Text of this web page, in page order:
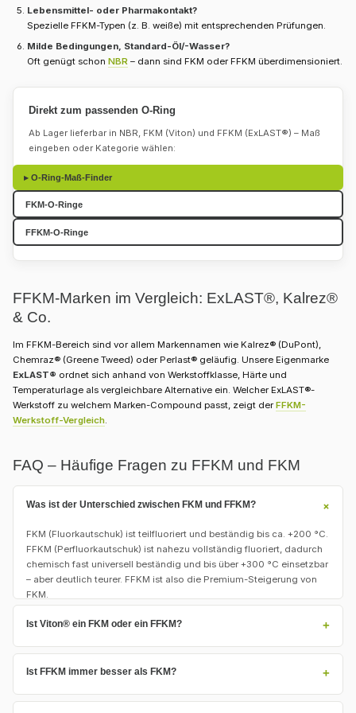
Lebensmittel- oder Pharmakontakt?
Spezielle FFKM-Typen (z. B. weiße) mit entsprechenden Prüfungen.
Milde Bedingungen, Standard-Öl/-Wasser?
Oft genügt schon NBR– dann sind FKM oder FFKM überdimensioniert.
Direkt zum passenden O-Ring
Ab Lager lieferbar in NBR, FKM (Viton) und FFKM (ExLAST®) – Maß
eingeben oder Kategorie wählen:
▸ O-Ring-Maß-Finder
FKM-O-Ringe
FFKM-O-Ringe
FFKM-Marken im Vergleich: ExLAST®, Kalrez®
& Co.
Im FFKM-Bereich sind vor allem Markennamen wie Kalrez® (DuPont),
Chemraz® (Greene Tweed) oder Perlast® geläufig. Unsere Eigenmarke
ExLAST® ordnet sich anhand von Werkstoffklasse, Härte und
Temperaturlage als vergleichbare Alternative ein. Welcher ExLAST®-
Werkstoff zu welchem Marken-Compound passt, zeigt der FFKM-
Werkstoff-Vergleich.
FAQ – Häufige Fragen zu FFKM und FKM
Was ist der Unterschied zwischen FKM und FFKM? +
FKM (Fluorkautschuk) ist teilfluoriert und beständig bis ca. +200 °C.
FFKM (Perfluorkautschuk) ist nahezu vollständig fluoriert, dadurch
chemisch fast universell beständig und bis über +300 °C einsetzbar
– aber deutlich teurer. FFKM ist also die Premium-Steigerung von
FKM.
Ist Viton® ein FKM oder ein FFKM? +
Viton® ist einHandelsname für FKM(Fluorkautschuk) von
DuPont/Chemours – also kein FFKM. Wenn jemand „Viton-O-Ring“
Ist FFKM immer besser als FKM? +
Nein. FFKM ist leistungsfähiger, aber ein Vielfaches teurer. Für Öl,